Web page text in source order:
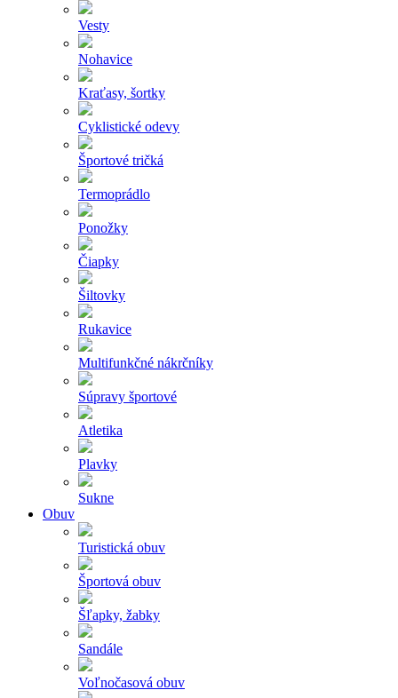
Vesty
Nohavice
Kraťasy, šortky
Cyklistické odevy
Športové tričká
Termoprádlo
Ponožky
Čiapky
Šiltovky
Rukavice
Multifunkčné nákrčníky
Súpravy športové
Atletika
Plavky
Sukne
Obuv
Turistická obuv
Športová obuv
Šľapky, žabky
Sandále
Voľnočasová obuv